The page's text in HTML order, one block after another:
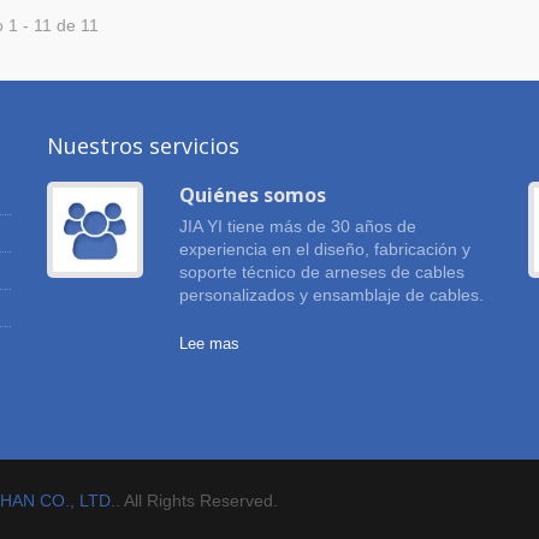
1 - 11 de 11
Nuestros servicios
Quiénes somos
JIA YI tiene más de 30 años de
experiencia en el diseño, fabricación y
soporte técnico de arneses de cables
personalizados y ensamblaje de cables.
Lee mas
CO., LTD.. All Rights Reserved.